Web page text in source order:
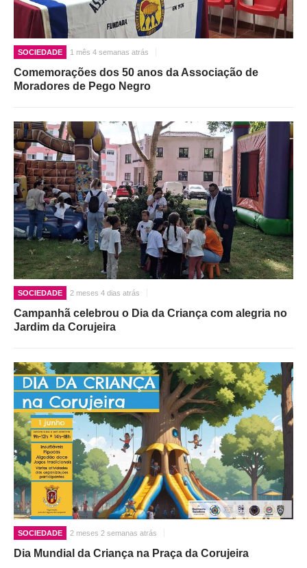
SOCIEDADE 1 mês 4 semanas atrás
Comemorações dos 50 anos da Associação de
Moradores de Pego Negro
SOCIEDADE 2 meses 4 dias atrás
Campanhã celebrou o Dia da Criança com alegria no
Jardim da Corujeira
SOCIEDADE 2 meses 2 semanas atrás
Dia Mundial da Criança na Praça da Corujeira